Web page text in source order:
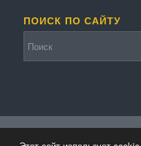
ПОИСК ПО САЙТУ